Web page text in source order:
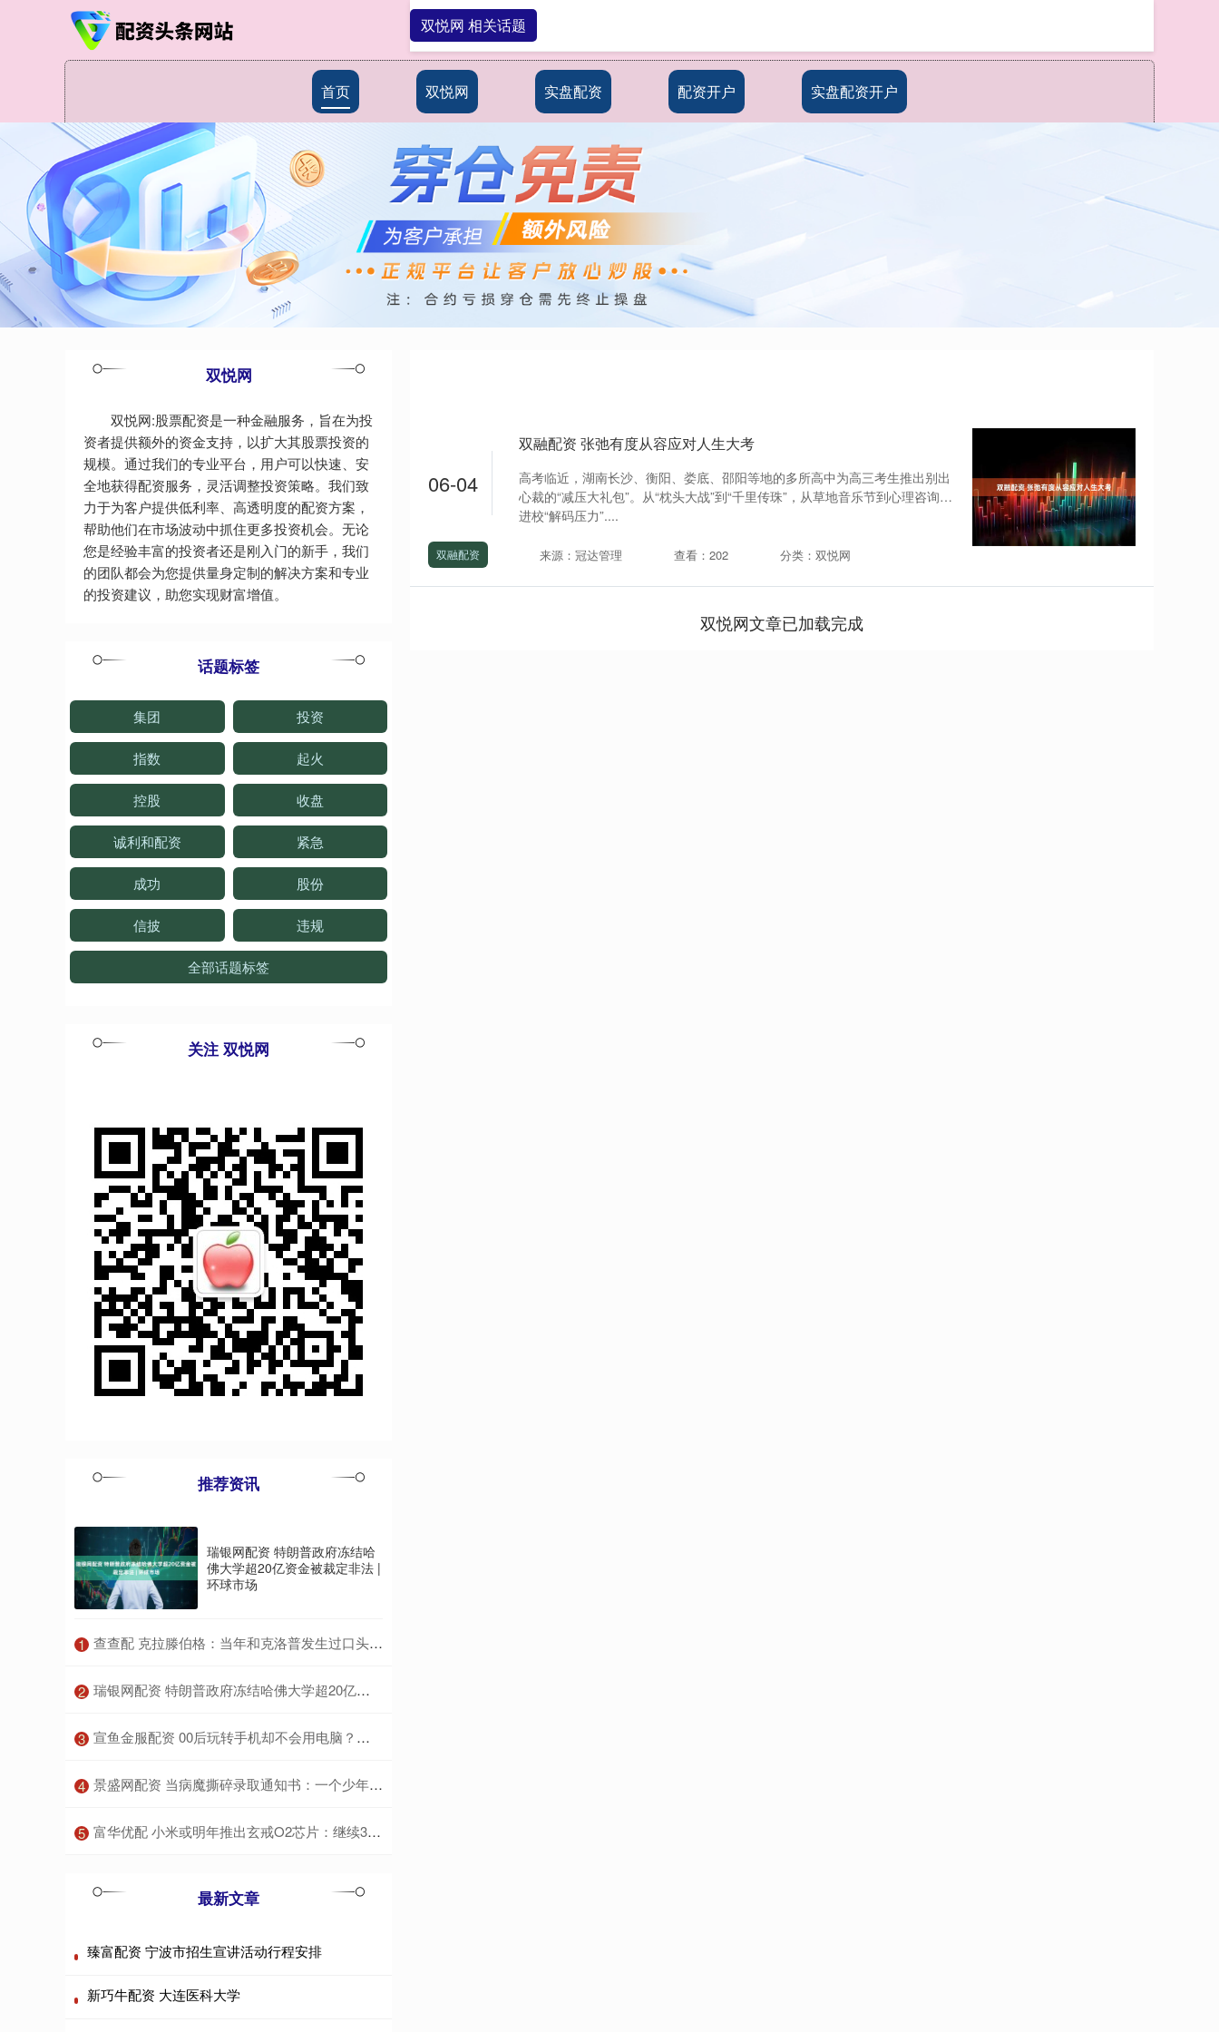
首页 双悦网 实盘配资 配资开户 实盘配资开户
双悦网 相关话题
06-04
双融配资 张弛有度从容应对人生大考
高考临近，湖南长沙、衡阳、娄底、邵阳等地的多所高中为高三考生推出别出
心裁的“减压大礼包”。从“枕头大战”到“千里传珠”，从草地音乐节到心理咨询师
进校“解码压力”....
双融配资 来源：冠达管理 查看：202 分类：双悦网
双悦网文章已加载完成
双悦网
双悦网:股票配资是一种金融服务，旨在为投
资者提供额外的资金支持，以扩大其股票投资的
规模。通过我们的专业平台，用户可以快速、安
全地获得配资服务，灵活调整投资策略。我们致
力于为客户提供低利率、高透明度的配资方案，
帮助他们在市场波动中抓住更多投资机会。无论
您是经验丰富的投资者还是刚入门的新手，我们
的团队都会为您提供量身定制的解决方案和专业
的投资建议，助您实现财富增值。
话题标签
集团 投资
指数 起火
控股 收盘
诚利和配资 紧急
成功 股份
信披 违规
全部话题标签
关注 双悦网
推荐资讯
瑞银网配资 特朗普政府冻结哈
佛大学超20亿资金被裁定非法 |
环球市场
1 ​查查配 克拉滕伯格：当年和克洛普发生过口头冲突 我让他滚
2 ​瑞银网配资 特朗普政府冻结哈佛大学超20亿资金被裁定非法 | 环球市场
3 ​宣鱼金服配资 00后玩转手机却不会用电脑？真相让人意外！
4 ​景盛网配资 当病魔撕碎录取通知书：一个少年未竟的铁路梦与生命教育的沉重叩问
5 ​富华优配 小米或明年推出玄戒O2芯片：继续3nm工艺，有望给汽车安排上
最新文章
臻富配资 宁波市招生宣讲活动行程安排
新巧牛配资 大连医科大学